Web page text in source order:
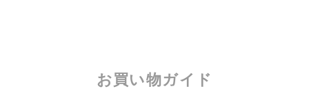
お買い物ガイド